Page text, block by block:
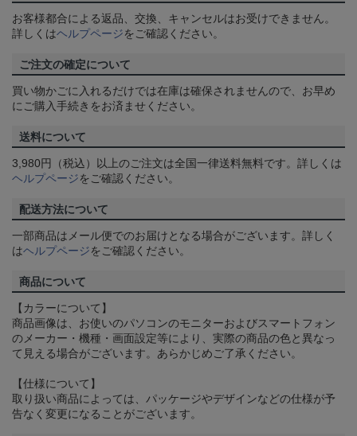
お客様都合による返品、交換、キャンセルはお受けできません。
詳しくはヘルプページをご確認ください。
ご注文の確定について
買い物かごに入れるだけでは在庫は確保されませんので、お早め
にご購入手続きをお済ませください。
送料について
3,980円（税込）以上のご注文は全国一律送料無料です。詳しくは
ヘルプページをご確認ください。
配送方法について
一部商品はメール便でのお届けとなる場合がございます。詳しく
はヘルプページをご確認ください。
商品について
【カラーについて】
商品画像は、お使いのパソコンのモニターおよびスマートフォン
のメーカー・機種・画面設定等により、実際の商品の色と異なっ
て見える場合がございます。あらかじめご了承ください。
【仕様について】
取り扱い商品によっては、パッケージやデザインなどの仕様が予
告なく変更になることがございます。